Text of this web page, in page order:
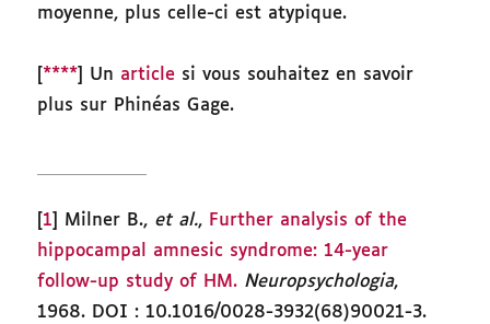
moyenne, plus celle-ci est atypique.
**** ] Un article si vous souhaitez en savoir
plus sur Phinéas Gage.
1 ] Milner B., et al., Further analysis of the
hippocampal amnesic syndrome: 14-year
follow-up study of HM. Neuropsychologia,
1968. DOI : 10.1016/0028-3932(68)90021-3.